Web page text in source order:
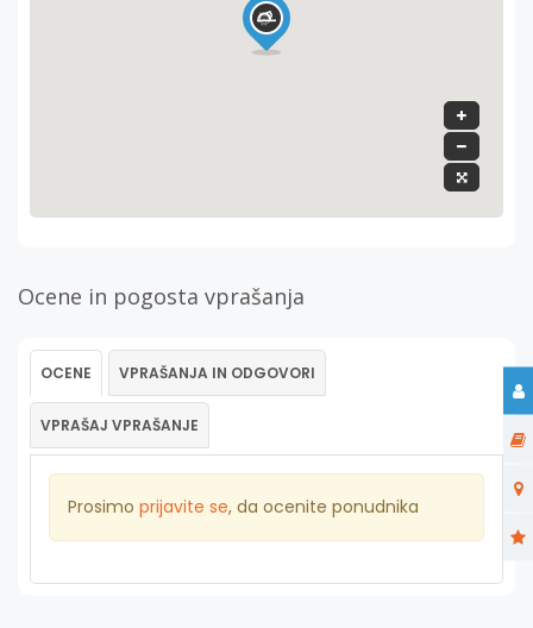
Ocene in pogosta vprašanja
OCENE VPRAŠANJA IN ODGOVORI
VPRAŠAJ VPRAŠANJE
Prosimo prijavite se, da ocenite ponudnika